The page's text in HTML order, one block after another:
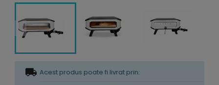
Acest produs poate fi livrat prin: